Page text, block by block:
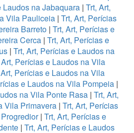
Laudos na Jabaquara | Trt, Art,
Vila Pauliceia| Trt, Art, Perícias
Barreto| Trt, Art, Perícias e
Cerca| Trt, Art, Perícias e
| Trt, Art, Perícias e Laudos na
Perícias e Laudos na Vila
Perícias e Laudos na Vila
e Laudos na Vila Pompeia|
na Vila Ponte Rasa | Trt, Art,
Vila Primavera| Trt, Art, Perícias
| Trt, Art, Perícias e
| Trt, Art, Perícias e Laudos